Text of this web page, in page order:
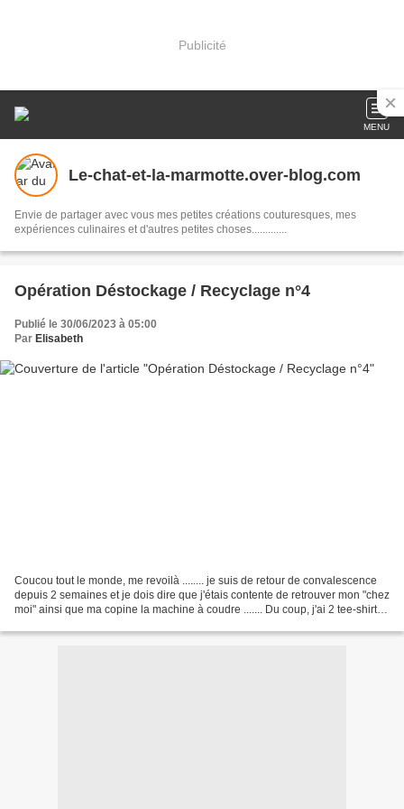
Publicité
MENU
Le-chat-et-la-marmotte.over-blog.com
Envie de partager avec vous mes petites créations couturesques, mes
expériences culinaires et d'autres petites choses.............
Opération Déstockage / Recyclage n°4
Publié le 30/06/2023 à 05:00
Par Elisabeth
Coucou tout le monde, me revoilà ........ je suis de retour de convalescence
depuis 2 semaines et je dois dire que j'étais contente de retrouver mon "chez
moi" ainsi que ma copine la machine à coudre ....... Du coup, j'ai 2 tee-shirts